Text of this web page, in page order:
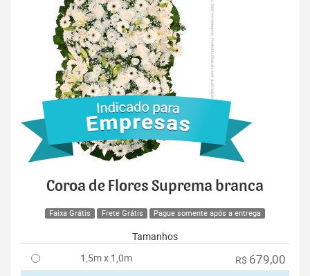
Coroa de Flores Suprema branca
Faixa Grátis Frete Grátis Pague somente após a entrega
Tamanhos
1,5m x 1,0m
R$ 679,00